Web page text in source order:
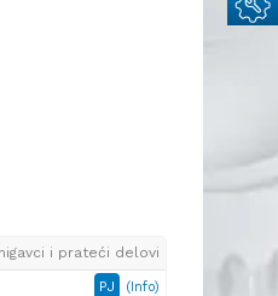
i prateći delovi
PJ (Info)